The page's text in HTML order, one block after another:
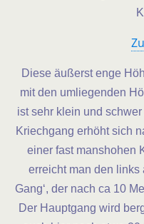
Diese äußerst enge
mit den umliegenden
ist sehr klein und
Kriechgang erhöht sich
einer fast manshohen
erreicht man den links
Gang‘, der nach ca 10
Der Hauptgang wird